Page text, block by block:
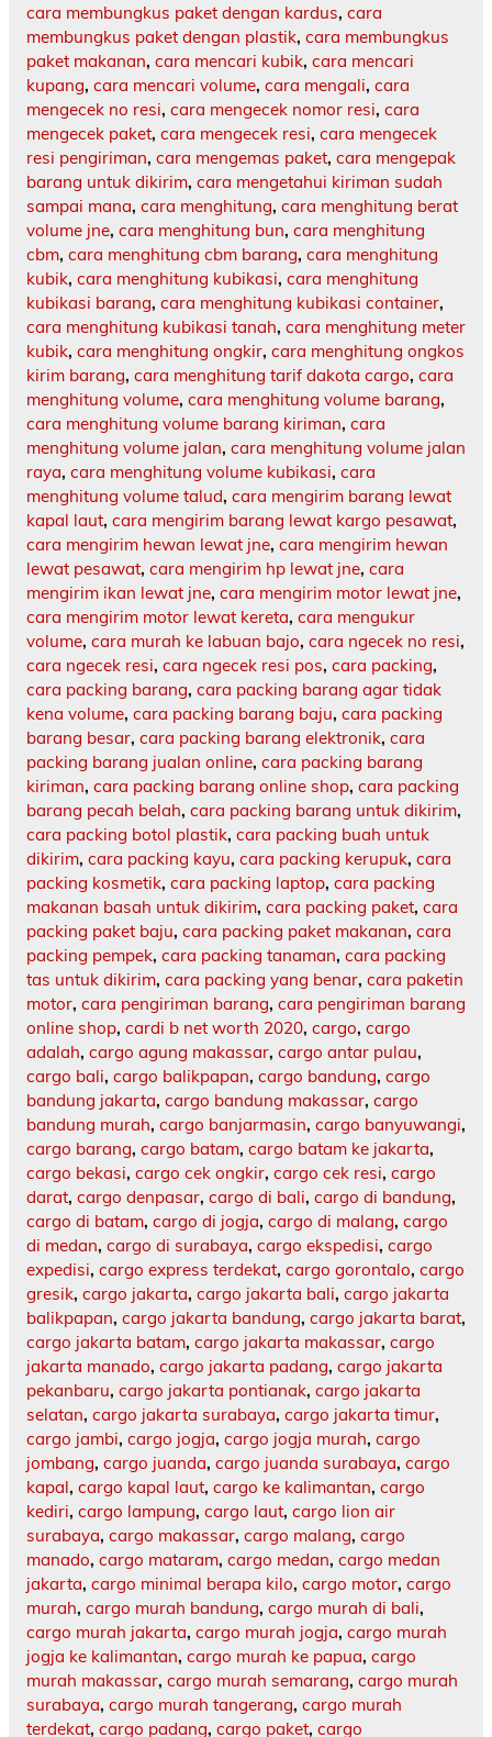
cara membungkus paket dengan kardus, cara
membungkus paket dengan plastik, cara membungkus
paket makanan, cara mencari kubik, cara mencari
kupang, cara mencari volume, cara mengali, cara
mengecek no resi, cara mengecek nomor resi, cara
mengecek paket, cara mengecek resi, cara mengecek
resi pengiriman, cara mengemas paket, cara mengepak
barang untuk dikirim, cara mengetahui kiriman sudah
sampai mana, cara menghitung, cara menghitung berat
volume jne, cara menghitung bun, cara menghitung
cbm, cara menghitung cbm barang, cara menghitung
kubik, cara menghitung kubikasi, cara menghitung
kubikasi barang, cara menghitung kubikasi container,
cara menghitung kubikasi tanah, cara menghitung meter
kubik, cara menghitung ongkir, cara menghitung ongkos
kirim barang, cara menghitung tarif dakota cargo, cara
menghitung volume, cara menghitung volume barang,
cara menghitung volume barang kiriman, cara
menghitung volume jalan, cara menghitung volume jalan
raya, cara menghitung volume kubikasi, cara
menghitung volume talud, cara mengirim barang lewat
kapal laut, cara mengirim barang lewat kargo pesawat,
cara mengirim hewan lewat jne, cara mengirim hewan
lewat pesawat, cara mengirim hp lewat jne, cara
mengirim ikan lewat jne, cara mengirim motor lewat jne,
cara mengirim motor lewat kereta, cara mengukur
volume, cara murah ke labuan bajo, cara ngecek no resi,
cara ngecek resi, cara ngecek resi pos, cara packing,
cara packing barang, cara packing barang agar tidak
kena volume, cara packing barang baju, cara packing
barang besar, cara packing barang elektronik, cara
packing barang jualan online, cara packing barang
kiriman, cara packing barang online shop, cara packing
barang pecah belah, cara packing barang untuk dikirim,
cara packing botol plastik, cara packing buah untuk
dikirim, cara packing kayu, cara packing kerupuk, cara
packing kosmetik, cara packing laptop, cara packing
makanan basah untuk dikirim, cara packing paket, cara
packing paket baju, cara packing paket makanan, cara
packing pempek, cara packing tanaman, cara packing
tas untuk dikirim, cara packing yang benar, cara paketin
motor, cara pengiriman barang, cara pengiriman barang
online shop, cardi b net worth 2020, cargo, cargo
adalah, cargo agung makassar, cargo antar pulau,
cargo bali, cargo balikpapan, cargo bandung, cargo
bandung jakarta, cargo bandung makassar, cargo
bandung murah, cargo banjarmasin, cargo banyuwangi,
cargo barang, cargo batam, cargo batam ke jakarta,
cargo bekasi, cargo cek ongkir, cargo cek resi, cargo
darat, cargo denpasar, cargo di bali, cargo di bandung,
cargo di batam, cargo di jogja, cargo di malang, cargo
di medan, cargo di surabaya, cargo ekspedisi, cargo
expedisi, cargo express terdekat, cargo gorontalo, cargo
gresik, cargo jakarta, cargo jakarta bali, cargo jakarta
balikpapan, cargo jakarta bandung, cargo jakarta barat,
cargo jakarta batam, cargo jakarta makassar, cargo
jakarta manado, cargo jakarta padang, cargo jakarta
pekanbaru, cargo jakarta pontianak, cargo jakarta
selatan, cargo jakarta surabaya, cargo jakarta timur,
cargo jambi, cargo jogja, cargo jogja murah, cargo
jombang, cargo juanda, cargo juanda surabaya, cargo
kapal, cargo kapal laut, cargo ke kalimantan, cargo
kediri, cargo lampung, cargo laut, cargo lion air
surabaya, cargo makassar, cargo malang, cargo
manado, cargo mataram, cargo medan, cargo medan
jakarta, cargo minimal berapa kilo, cargo motor, cargo
murah, cargo murah bandung, cargo murah di bali,
cargo murah jakarta, cargo murah jogja, cargo murah
jogja ke kalimantan, cargo murah ke papua, cargo
murah makassar, cargo murah semarang, cargo murah
surabaya, cargo murah tangerang, cargo murah
terdekat, cargo padang, cargo paket, cargo